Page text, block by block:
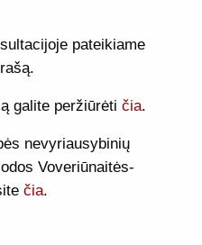
pateikiame
galite peržiūrėti čia.
nevyriausybinių
Voveriūnaitės-
čia.